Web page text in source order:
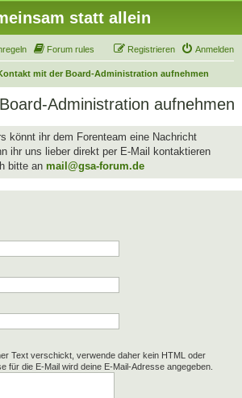
statt allein
Forum rules Anmelden
Registrieren
mit der Board-Administration aufnehmen
Administration aufnehmen
könnt ihr dem Forenteam eine Nachricht
ihr uns lieber direkt per E-Mail kontaktieren
bitte an mail@gsa-forum.de
Text verschickt, verwende daher kein HTML oder
für die E-Mail wird deine E-Mail-Adresse angegeben.